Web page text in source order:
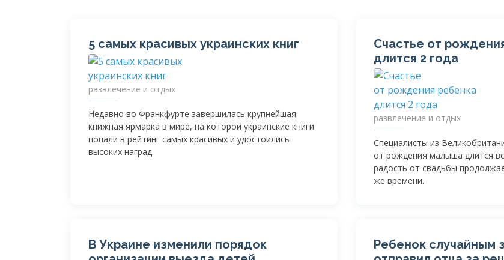
5 самых красивых украинских книг
развлечение и отдых
Недавно во Франкфурте завершилась крупнейшая
книжная ярмарка в мире, на которой украинские книги
попали в рейтинг самых красивых и удостоились
высоких наград.
Счастье от
длится 2 года
развлечение и отдых
Специалисты из
от рождения малыша длится
радость от свадьбы
же времени.
В Украине изменили порядок
Ребенок случайным